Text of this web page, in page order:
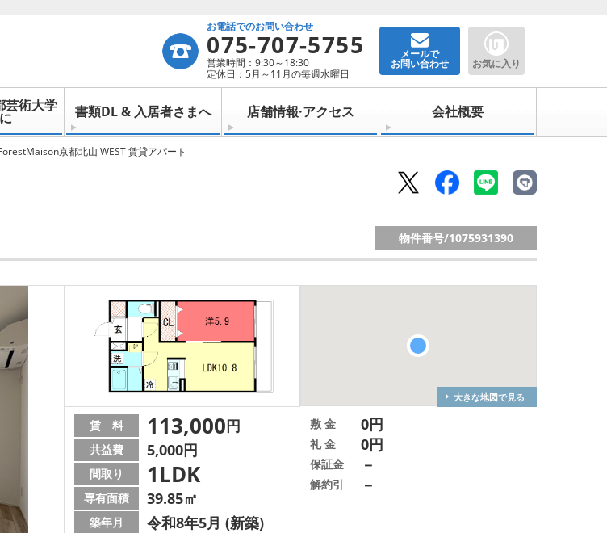
お電話でのお問い合わせ
075-707-5755
営業時間：9:30～18:30
定休日：5月～11月の毎週水曜日
メールで
お問い合わせ お気に入り
芸術大学 書類DL & 入居者さまへ 店舗情報·アクセス 会社概要
京都北山 WEST 賃貸アパート
物件番号/1075931390
大きな地図で見る
賃 料 113,000円
共益費 5,000円
間取り 1LDK
専有面積 39.85㎡
築年月 令和8年5月 (新築)
敷 金 0円
礼 金 0円
保証金 －
解約引 －